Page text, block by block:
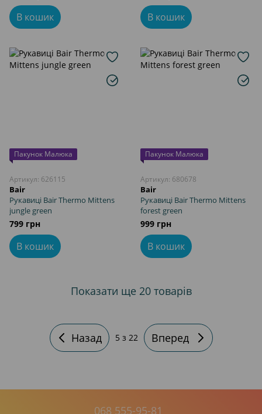
В кошик В кошик
Пакунок Малюка
Артикул: 626115
Bair
Рукавиці Bair Thermo Mittens
jungle green
799 грн
В кошик
Пакунок Малюка
Артикул: 680678
Bair
Рукавиці Bair Thermo Mittens
forest green
999 грн
В кошик
Показати ще 20 товарів
Назад 5 з 22 Вперед
068 555-95-81